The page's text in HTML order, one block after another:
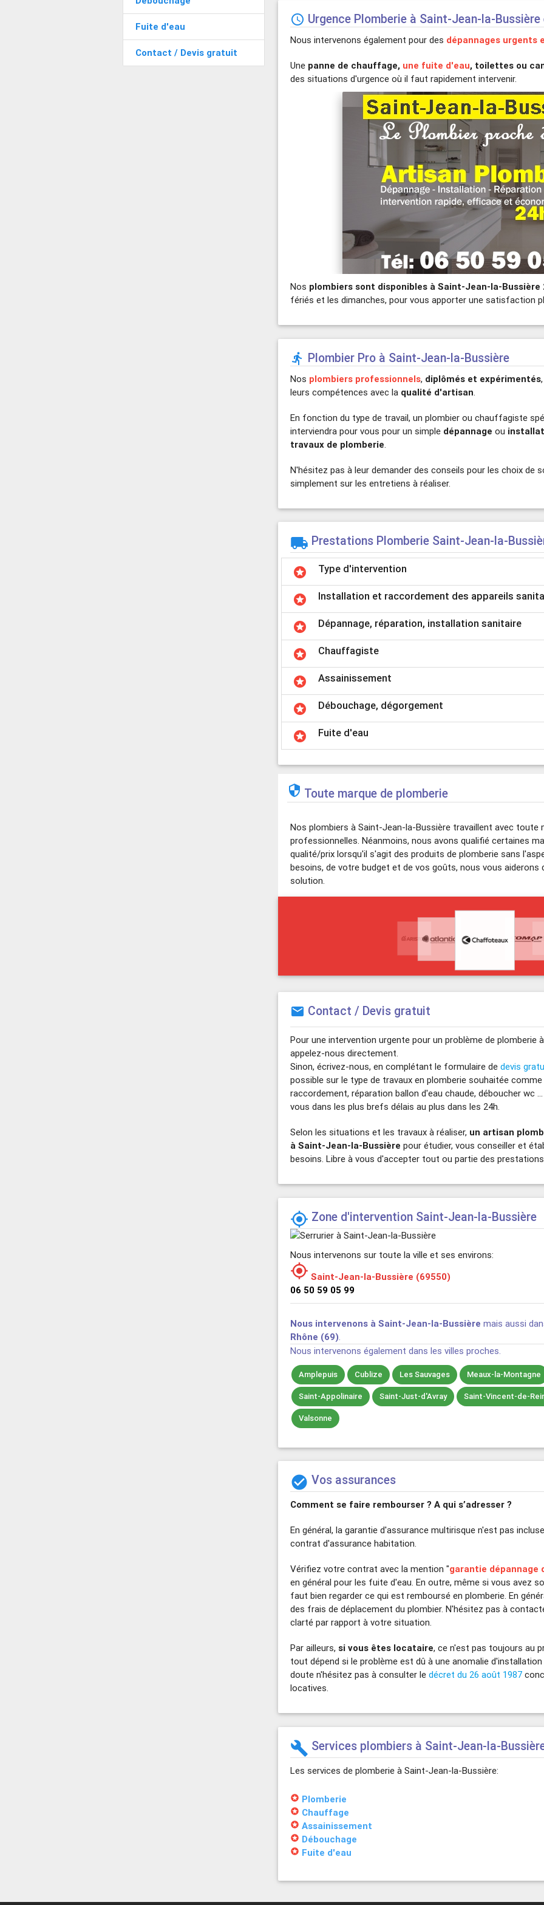
Fuite d'eau
Contact / Devis gratuit
 Urgence Plomberie à Saint-Jean-la-
Nous intervenons également pour des dépannages urgents
Une panne de chauffage, une fuite d'eau, toilettes ou
des situations d'urgence où il faut rapidement intervenir.
Nos plombiers sont disponibles à Saint-Jean-la-Bussière
fériés et les dimanches, pour vous apporter une satisfaction
 Plombier Pro à Saint-Jean-la-Bussière
Nos plombiers professionnels, diplômés et expérimentés
leurs compétences avec la qualité d'artisan
En fonction du type de travail, un plombier ou chauffagiste
interviendra pour vous pour un simple dépannage ou
travaux de plomberie
N'hésitez pas à leur demander des conseils pour les choix de
simplement sur les entretiens à réaliser.
 Prestations Plomberie Saint-Jean-la-
stars Type d'intervention
stars Installation et raccordement des appareils
stars Dépannage, réparation, installation sanitaire
stars Chauffagiste
stars Assainissement
stars Débouchage, dégorgement
stars Fuite d'eau
 Toute marque de plomberie
Nos plombiers à Saint-Jean-la-Bussière travaillent avec toute
professionnelles. Néanmoins, nous avons qualifié certaines
qualité/prix lorsqu'il s'agit des produits de plomberie sans
besoins, de votre budget et de vos goûts, nous vous aiderons
solution.
mail Contact / Devis gratuit
Pour une intervention urgente pour un problème de plomberie
appelez-nous directement.
Sinon, écrivez-nous, en complétant le formulaire dedevis
possible sur le type de travaux en plomberie souhaitée
raccordement, réparation ballon d'eau chaude, déboucher wc
vous dans les plus brefs délais au plus dans les 24h.
Selon les situations et les travaux à réaliser, un artisan
à Saint-Jean-la-Bussière pour étudier, vous conseiller et
besoins. Libre à vous d'accepter tout ou partie des
 Zone d'intervention Saint-Jean-la-Bussière
Nous intervenons sur toute la ville et ses environs:
 Saint-Jean-la-Bussière (69550)
06 50 59 05 99
Nous intervenons à Saint-Jean-la-Bussière mais aussi
Rhône (69)
Nous intervenons également dans les villes proches.
Amplepuis Cublize Les Sauvages Meaux-la-Montagne
Saint-Appolinaire Saint-Just-d'Avray Saint-Vincent-de-
Valsonne
 Vos assurances
Comment se faire rembourser ? A qui s’adresser ?
En général, la garantie d'assurance multirisque n'est pas
contrat d'assurance habitation.
Vérifiez votre contrat avec la mention "garantie dépannage
en général pour les fuite d'eau. En outre, même si vous avez
faut bien regarder ce qui est remboursé en plomberie. En
des frais de déplacement du plombier. N'hésitez pas à
clarté par rapport à votre situation.
Par ailleurs,si vous êtes locataire, ce n'est pas toujours au
tout dépend si le problème est dû à une anomalie
doute n'hésitez pas à consulter ledécret du 26 août 1987
locatives.
build Services plombiers à Saint-Jean-la-
Les services de plomberie à Saint-Jean-la-Bussière:
stars Plomberie
stars Chauffage
stars Assainissement
stars Débouchage
stars Fuite d'eau